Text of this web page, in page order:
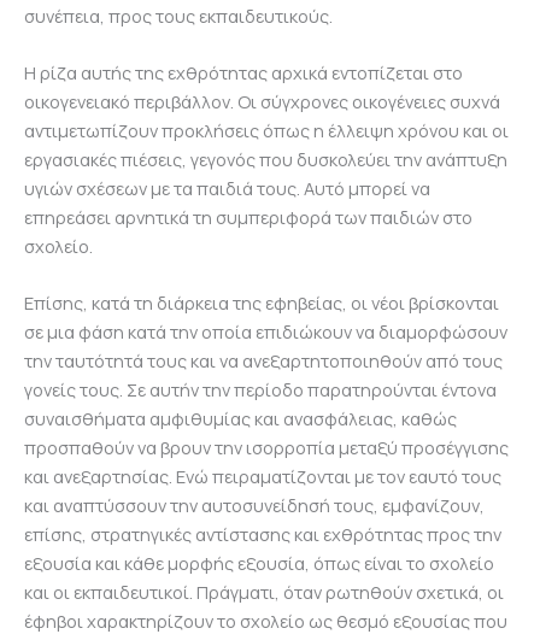
συνέπεια, προς τους εκπαιδευτικούς.
Η ρίζα αυτής της εχθρότητας αρχικά εντοπίζεται στο
οικογενειακό περιβάλλον. Οι σύγχρονες οικογένειες συχνά
αντιμετωπίζουν προκλήσεις όπως η έλλειψη χρόνου και οι
εργασιακές πιέσεις, γεγονός που δυσκολεύει την ανάπτυξη
υγιών σχέσεων με τα παιδιά τους. Αυτό μπορεί να
επηρεάσει αρνητικά τη συμπεριφορά των παιδιών στο
σχολείο.
Επίσης, κατά τη διάρκεια της εφηβείας, οι νέοι βρίσκονται
σε μια φάση κατά την οποία επιδιώκουν να διαμορφώσουν
την ταυτότητά τους και να ανεξαρτητοποιηθούν από τους
γονείς τους. Σε αυτήν την περίοδο παρατηρούνται έντονα
συναισθήματα αμφιθυμίας και ανασφάλειας, καθώς
προσπαθούν να βρουν την ισορροπία μεταξύ προσέγγισης
και ανεξαρτησίας. Ενώ πειραματίζονται με τον εαυτό τους
και αναπτύσσουν την αυτοσυνείδησή τους, εμφανίζουν,
επίσης, στρατηγικές αντίστασης και εχθρότητας προς την
εξουσία και κάθε μορφής εξουσία, όπως είναι το σχολείο
και οι εκπαιδευτικοί. Πράγματι, όταν ρωτηθούν σχετικά, οι
έφηβοι χαρακτηρίζουν το σχολείο ως θεσμό εξουσίας που